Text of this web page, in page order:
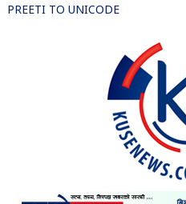
PREETI TO UNICODE